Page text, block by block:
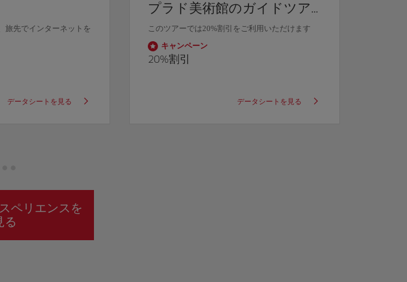
旅先でインターネットを
データシートを見る
プラド美術館のガイドツア
ー
このツアーでは20%割引をご利用いただけます
キャンペーン
20%割引
データシートを見る
ペリエンスを
る